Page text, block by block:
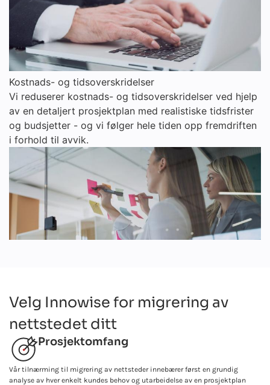
Kostnads- og tidsoverskridelser
Vi reduserer kostnads- og tidsoverskridelser ved hjelp
av en detaljert prosjektplan med realistiske tidsfrister
og budsjetter - og vi følger hele tiden opp fremdriften
i forhold til avvik.
Velg Innowise for migrering av
nettstedet ditt
Prosjektomfang
Vår tilnærming til migrering av nettsteder innebærer først en grundig
analyse av hver enkelt kundes behov og utarbeidelse av en prosjektplan